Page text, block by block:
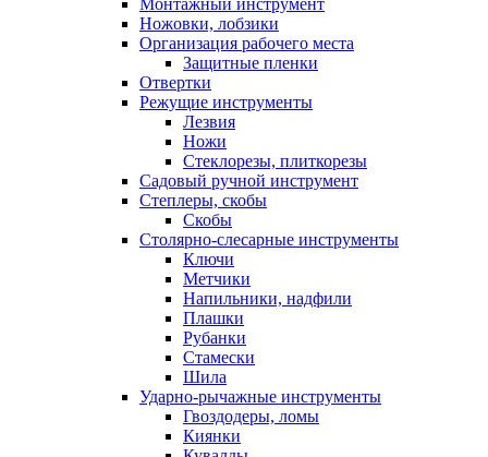
Ножовки, лобзики
Организация рабочего места
Защитные пленки
Отвертки
Режущие инструменты
Лезвия
Ножи
Стеклорезы, плиткорезы
Садовый ручной инструмент
Степлеры, скобы
Скобы
Столярно-слесарные инструменты
Ключи
Метчики
Напильники, надфили
Плашки
Рубанки
Стамески
Шила
Ударно-рычажные инструменты
Гвоздодеры, ломы
Киянки